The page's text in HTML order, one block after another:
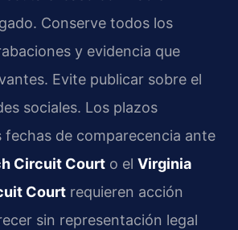
Conserve todos los
y evidencia que
Evite publicar sobre el
sociales. Los plazos
fechas de comparecencia ante
Circuit Court o el Virginia
Court requieren acción
sin representación legal